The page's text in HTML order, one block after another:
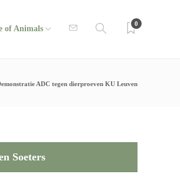
of Animals
0
ADC tegen dierproeven KU Leuven
Soeters